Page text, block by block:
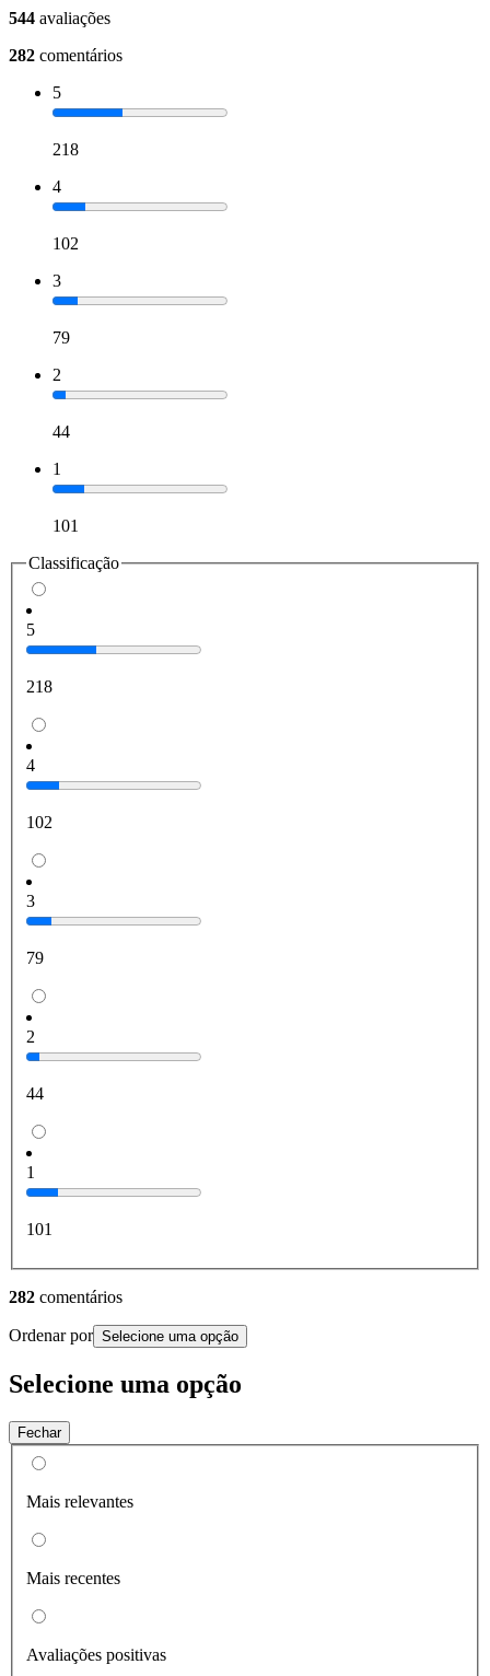
544 avaliações
282 comentários
5
218
4
102
3
79
2
44
1
101
Classificação
5
218
4
102
3
79
2
44
1
101
282 comentários
Ordenar por Selecione uma opção
Selecione uma opção
Fechar
Mais relevantes
Mais recentes
Avaliações positivas